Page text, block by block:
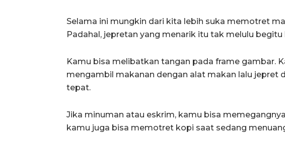
Selama ini mungkin dari kita lebih suka memotret
Padahal, jepretan yang menarik itu tak melulu begitu
Kamu bisa melibatkan tangan pada frame gambar.
mengambil makanan dengan alat makan lalu jepret
tepat.
Jika minuman atau eskrim, kamu bisa
kamu juga bisa memotret kopi saat sedang